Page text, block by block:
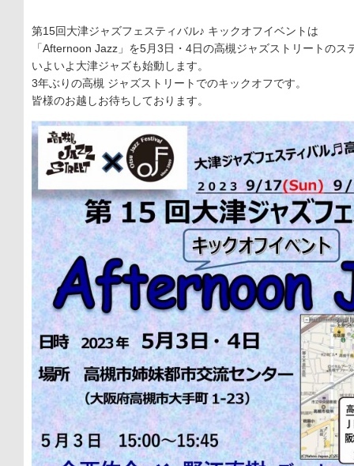
第15回大津ジャズフェスティバル♪ キックオフイベントは
「Afternoon Jazz」を5月3日・4日の高槻ジャズストリートのス
いよいよ大津ジャズも始動します。
3年ぶりの高槻 ジャズストリートでのキックオフです。
皆様のお越しお待ちしております。